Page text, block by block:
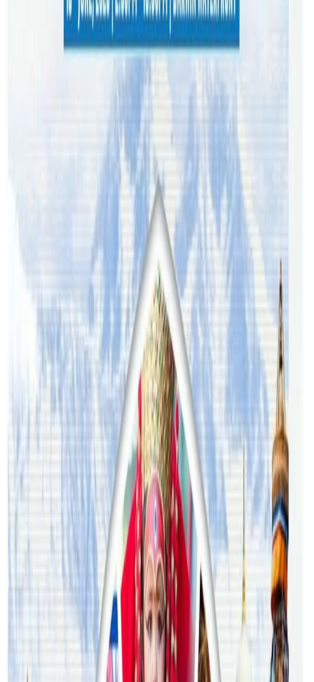
सुस्मिताले सकेको सहयोग गर्न सबै सहयोगीलाई आग्रह गर्नुभएको छ ।
यस वेवसाइटमा प्रकाशित समाचार, विचार र लेखबारे तपाईंको कुनै
प्रतिक्रिया, गुनासो, सुझाव र सल्लाह छन् भने कृपया हामीलाई निम्न ईमेलमा
पठाउनुहोला । तपाईंको सहयोगले हामीलाई निष्पक्ष र तटस्थ पत्रकारिता गर्न
info@nepaltube.com.au
प्रतिक्रिया दिनुहोस
सम्बन्धित समाचार
अष्ट्रेलियामा नर्सको तलब पाँचौं पटक वृद्धि
२०२६ अगस्ट ३
अस्ट्रेलियामा विवाह घट्यो, बढ्यो सम्बन्धविच्छेद
२०२६ जुलाई २९
थापाथलीबाट अष्ट्रेलियाका घरको डिजाइन
२०२६ जुलाई २७
अष्ट्रेलियामा मन्त्रालयका कर्मचारीले भ्रष्टाचार गरेको
भेटिएपछि शिक्षा मन्त्रीले दिइन् राजीनामा
२०२६ जुलाई २४
अन्तर्राष्ट्रिय विद्यार्थी आकर्षित गर्न भिक्टोरियाले बनायो
नयाँ रणनीति